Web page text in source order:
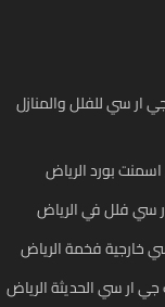
سي للفلل والمنازل
بورد الرياض
سي فلل في الرياض
خارجية فخمة الرياض
ار سي الحديثة الرياض